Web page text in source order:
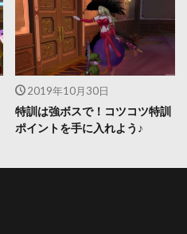
2019年10月30日
特訓は強ボスで！コツコツ特訓
ポイントを手に入れよう♪